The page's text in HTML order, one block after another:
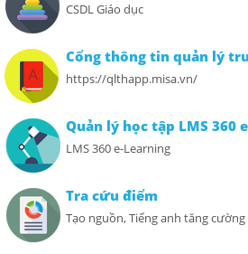
CSDL Giáo dục
Cổng thông tin quản lý
https://qlthapp.misa.vn/
Quản lý học tập LMS 360
LMS 360 e-Learning
Tra cứu điểm
Tạo nguồn, Tiếng anh tăng cường